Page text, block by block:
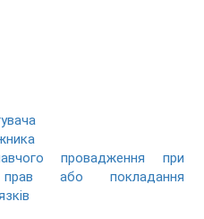
провадження при
або покладання